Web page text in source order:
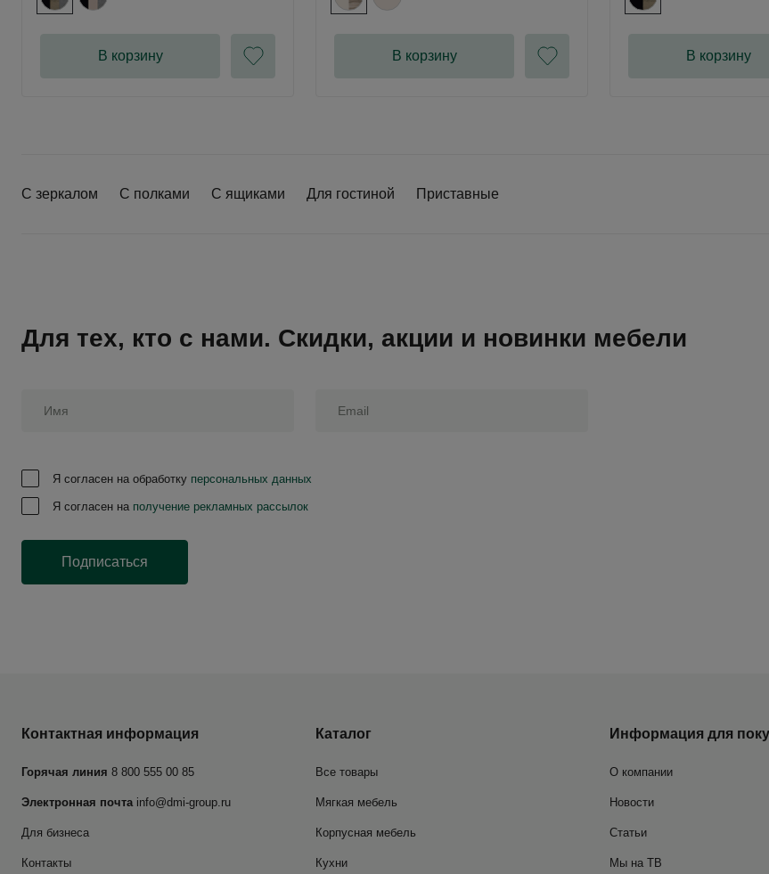
В корзину В корзину В корзину
С зеркалом С полками С ящиками Для гостиной Приставные
Для тех, кто с нами. Скидки, акции и новинки мебели
Я согласен на обработку персональных данных
Я согласен на получение рекламных рассылок
Подписаться
Контактная информация
Горячая линия 8 800 555 00 85
Электронная почта info@dmi-group.ru
Для бизнеса
Контакты
Каталог
Все товары
Мягкая мебель
Корпусная мебель
Кухни
Информация для
О компании
Новости
Статьи
Мы на ТВ